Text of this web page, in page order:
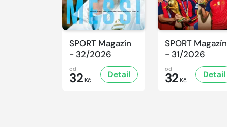
SPORT Magazín
- 32/2026
od
32 Kč
Detail
SPORT Magazín
- 31/2026
od
32 Kč
Detail